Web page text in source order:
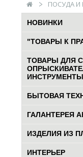
ПОСУДА И
НОВИНКИ
"ТОВАРЫ К
ТОВАРЫ ДЛЯ
ИНСТРУМЕНТЫ
БЫТОВАЯ
ГАЛАНТЕРЕЯ
ИЗДЕЛИЯ ИЗ
ИНТЕРЬЕР